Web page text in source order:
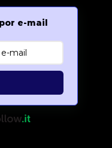
e-mail